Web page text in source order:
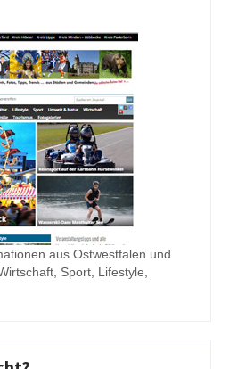
aus Ostwestfalen und
Sport, Lifestyle,